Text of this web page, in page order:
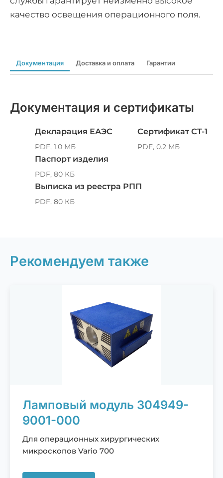
качество освещения операционного поля.
Документация Доставка и оплата Гарантии
Документация и сертификаты
Декларация ЕАЭС
PDF, 1.0 МБ
Сертификат СТ-1
PDF, 0.2 МБ
Паспорт изделия
PDF, 80 КБ
Выписка из реестра РПП
PDF, 80 КБ
Рекомендуем также
Ламповый модуль 304949-
9001-000
Для операционных хирургических
микроскопов Vario 700